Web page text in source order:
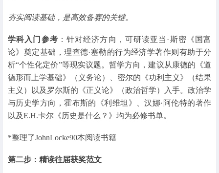
夯实阅读基础，是高效备赛的关键。
学科入门参考 ：针对经济方向，可研读亚当·斯密《国富
论》奠定基础，理查德·塞勒的行为经济学著作则有助于分
析“个性化定价”等现实议题。哲学方向，建议从康德的《道
德形而上学基础》（义务论）、密尔的《功利主义》（结果
主义）以及罗尔斯的《正义论》（政治哲学）入手。政治学
与历史学方向，霍布斯的《利维坦》、汉娜·阿伦特的著作
以及E.H.卡尔《历史是什么？》均为必修书单。
*整理了JohnLocke90本阅读书籍
第二步：精读往届获奖范文